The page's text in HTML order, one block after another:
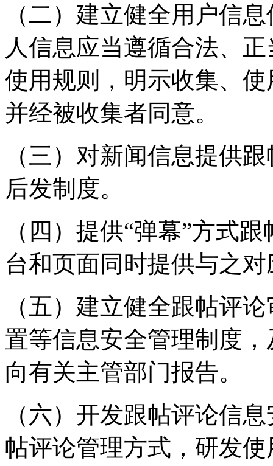
（二）建立健全用户信
人信息应当遵循合法、
使用规则，明示收集、
并经被收集者同意。
（三）对新闻信息提供
后发制度。
（四）提供“弹幕”方式
台和页面同时提供与之
（五）建立健全跟帖评
置等信息安全管理制度
向有关主管部门报告。
（六）开发跟帖评论信
帖评论管理方式，研发